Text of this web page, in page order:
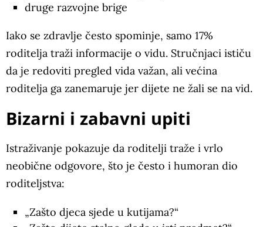
druge razvojne brige
Iako se zdravlje često spominje, samo 17%
roditelja traži informacije o vidu. Stručnjaci ističu
da je redoviti pregled vida važan, ali većina
roditelja ga zanemaruje jer dijete ne žali se na vid.
Bizarni i zabavni upiti
Istraživanje pokazuje da roditelji traže i vrlo
neobične odgovore, što je često i humoran dio
roditeljstva:
„Zašto djeca sjede u kutijama?“